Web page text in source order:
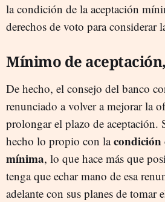
la condición de la aceptación
derechos de voto para considerar
Mínimo de
De hecho, el consejo del banco
renunciado a volver a mejorar la
prolongar el plazo de aceptación.
hecho lo propio con lacondición
mínima, lo que hace más que
tenga que echar mano de esa
adelante con sus planes de tomar